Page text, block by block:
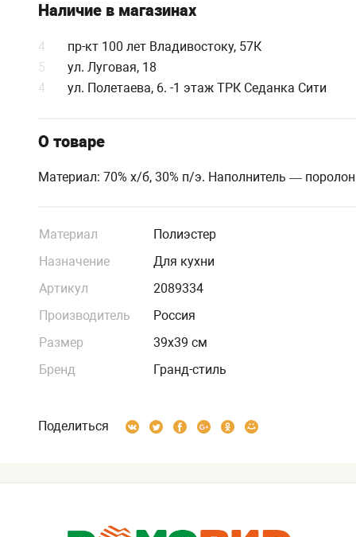
Наличие в магазинах
4
пр-кт 100 лет Владивостоку, 57К
5
ул. Луговая, 18
4
ул. Полетаева, 6. -1 этаж ТРК Седанка Сити
О товаре
Материал: 70% х/б, 30% п/э. Наполнитель —
Материал
Полиэстер
Назначение
Для кухни
Артикул
2089334
Производитель
Россия
Размер
39х39 см
Бренд
Гранд-стиль
Поделиться